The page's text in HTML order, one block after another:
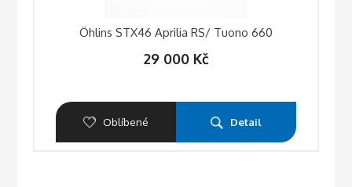
Öhlins STX46 Aprilia RS/ Tuono 660
29 000 Kč
Oblíbené Detail